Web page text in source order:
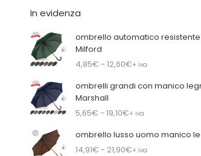
In evidenza
ombrello automatico resistente
Milford
4,85€ - 12,60€+ iva
ombrelli grandi con manico
Marshall
5,65€ - 19,10€+ iva
ombrello lusso uomo manico
14,91€ - 21,90€+ iva